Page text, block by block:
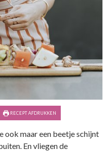
RECEPT AFDRUKKEN
ook maar een beetje schijnt
En vliegen de